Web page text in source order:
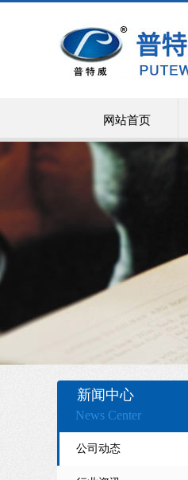
网站首页
新闻中心
News Center
公司动态